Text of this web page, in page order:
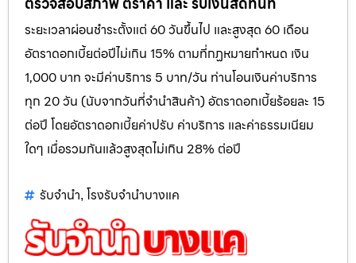
ระยะเวลาผ่อนชำระตั้งแต่ 60 วันขึ้นไป และสูงสุด 60 เดือน
อัตราดอกเบี้ยต่อปีไม่เกิน 15% ตามที่กฏหมายกำหนด เงิน
1,000 บาท จะมีค่าบริการ 5 บาท/วัน ท่านโอนเงินค่าบริการ
ทุก 20 วัน (นับจากวันที่จำนำสินค้า) อัตราดอกเบี้ยร้อยละ 15
ต่อปี โดยอัตราดอกเบี้ยค่าปรับ ค่าบริการ และค่าธรรมเนียม
ใดๆ เมื่อรวมกันแล้วสูงสุดไม่เกิน 28% ต่อปี
รับจำนำ, โรงรับจำนำบางแค